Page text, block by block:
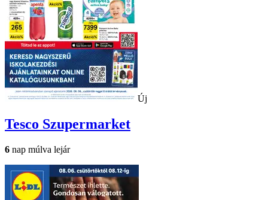
Új
Tesco Szupermarket
6 nap múlva lejár